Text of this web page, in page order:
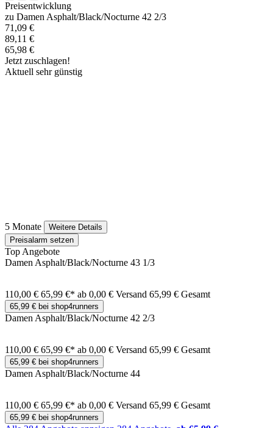
Preisentwicklung
zu Damen Asphalt/Black/Nocturne 42 2/3
71,09 €
89,11 €
65,98 €
Jetzt zuschlagen!
Aktuell sehr günstig
5 Monate
Weitere Details
Preisalarm setzen
Top Angebote
Damen Asphalt/Black/Nocturne 43 1/3
110,00 € 65,99 €* ab 0,00 € Versand 65,99 € Gesamt
65,99 € bei shop4runners
Damen Asphalt/Black/Nocturne 42 2/3
110,00 € 65,99 €* ab 0,00 € Versand 65,99 € Gesamt
65,99 € bei shop4runners
Damen Asphalt/Black/Nocturne 44
110,00 € 65,99 €* ab 0,00 € Versand 65,99 € Gesamt
65,99 € bei shop4runners